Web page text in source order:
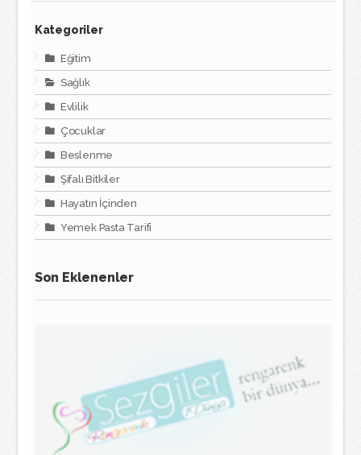
Kategoriler
Eğitim
Sağlık
Evlilik
Çocuklar
Beslenme
Şifalı Bitkiler
Hayatın İçinden
Yemek Pasta Tarifi
Son Eklenenler